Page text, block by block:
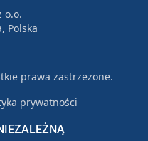
o.o.
Polska
prawa zastrzeżone.
prywatności